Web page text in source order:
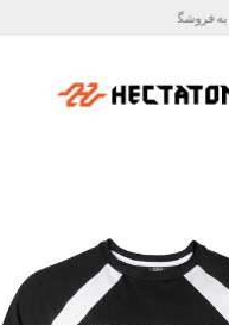
به فروشگاه اینترنتی هکتاتون خوش آمدید !